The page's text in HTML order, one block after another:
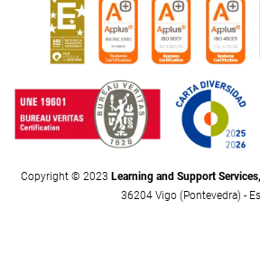
Copyright © 2023 Learning and Support
36204 Vigo (Pontevedra) -